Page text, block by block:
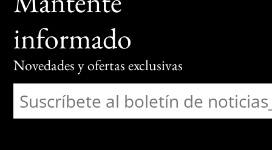
informado
Novedades y ofertas exclusivas